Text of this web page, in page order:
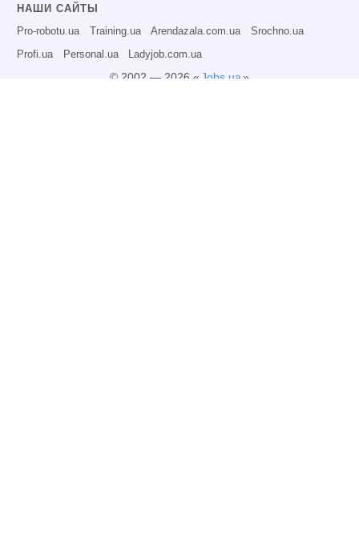
НАШИ САЙТЫ
Pro-robotu.ua Training.ua Arendazala.com.ua Srochno.ua
Profi.ua Personal.ua Ladyjob.com.ua
© 2002 — 2026 « Jobs.ua»